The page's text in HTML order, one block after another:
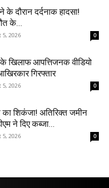
दौरान दर्दनाक हादसा!
के...
5, 2026 0
खिलाफ आपत्तिजनक वीडियो
गिरफ्तार
5, 2026 0
शिकंजा! अतिरिक्त जमीन
ने दिए कब्जा...
5, 2026 0